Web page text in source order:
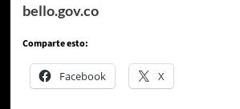
bello.gov.co
Comparte esto:
Facebook X